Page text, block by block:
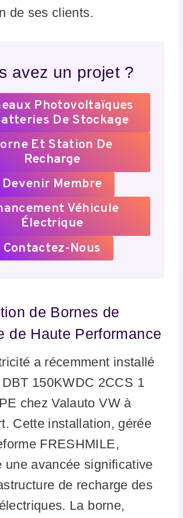
de ses clients.
avez un projet ?
Photovoltaïques
De Stockage
Et Station De
Recharge
Devenir Membre
Véhicule
Électrique
Contactez-Nous
de Bornes de
de Haute Performance
a récemment installé
150KWDC 2CCS 1
chez Valauto VW à
Cette installation, gérée
FRESHMILE,
une avancée significative
de recharge des
La borne,